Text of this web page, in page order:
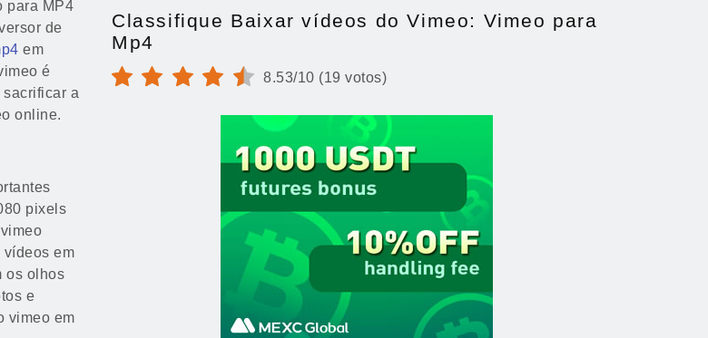
para MP4
de
em
é
a
online.
pixels
vídeos em
os olhos
e
vimeo em
Classifique Baixar vídeos do Vimeo: Vimeo para
Mp4
8.53/10 (19 votos)